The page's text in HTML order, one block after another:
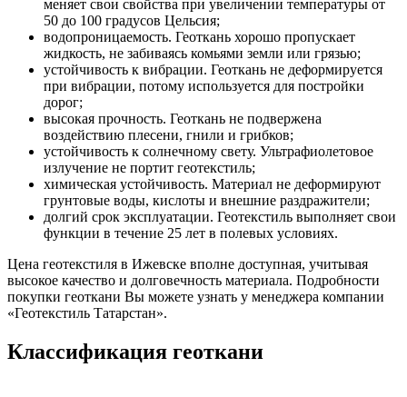
меняет свои свойства при увеличении температуры от
50 до 100 градусов Цельсия;
водопроницаемость. Геоткань хорошо пропускает
жидкость, не забиваясь комьями земли или грязью;
устойчивость к вибрации. Геоткань не деформируется
при вибрации, потому используется для постройки
дорог;
высокая прочность. Геоткань не подвержена
воздействию плесени, гнили и грибков;
устойчивость к солнечному свету. Ультрафиолетовое
излучение не портит геотекстиль;
химическая устойчивость. Материал не деформируют
грунтовые воды, кислоты и внешние раздражители;
долгий срок эксплуатации. Геотекстиль выполняет свои
функции в течение 25 лет в полевых условиях.
Цена геотекстиля в Ижевске вполне доступная, учитывая
высокое качество и долговечность материала. Подробности
покупки геоткани Вы можете узнать у менеджера компании
«Геотекстиль Татарстан».
Классификация геоткани